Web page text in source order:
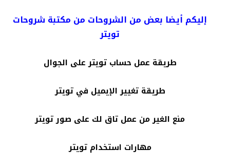
إليكم أيضا بعض من الشروحات من مكتبة شروحات
تويتر
طريقة عمل حساب تويتر على الجوال
طريقة تغيير الإيميل في تويتر
منع الغير من عمل تاق لك على صور تويتر
مهارات استخدام تويتر